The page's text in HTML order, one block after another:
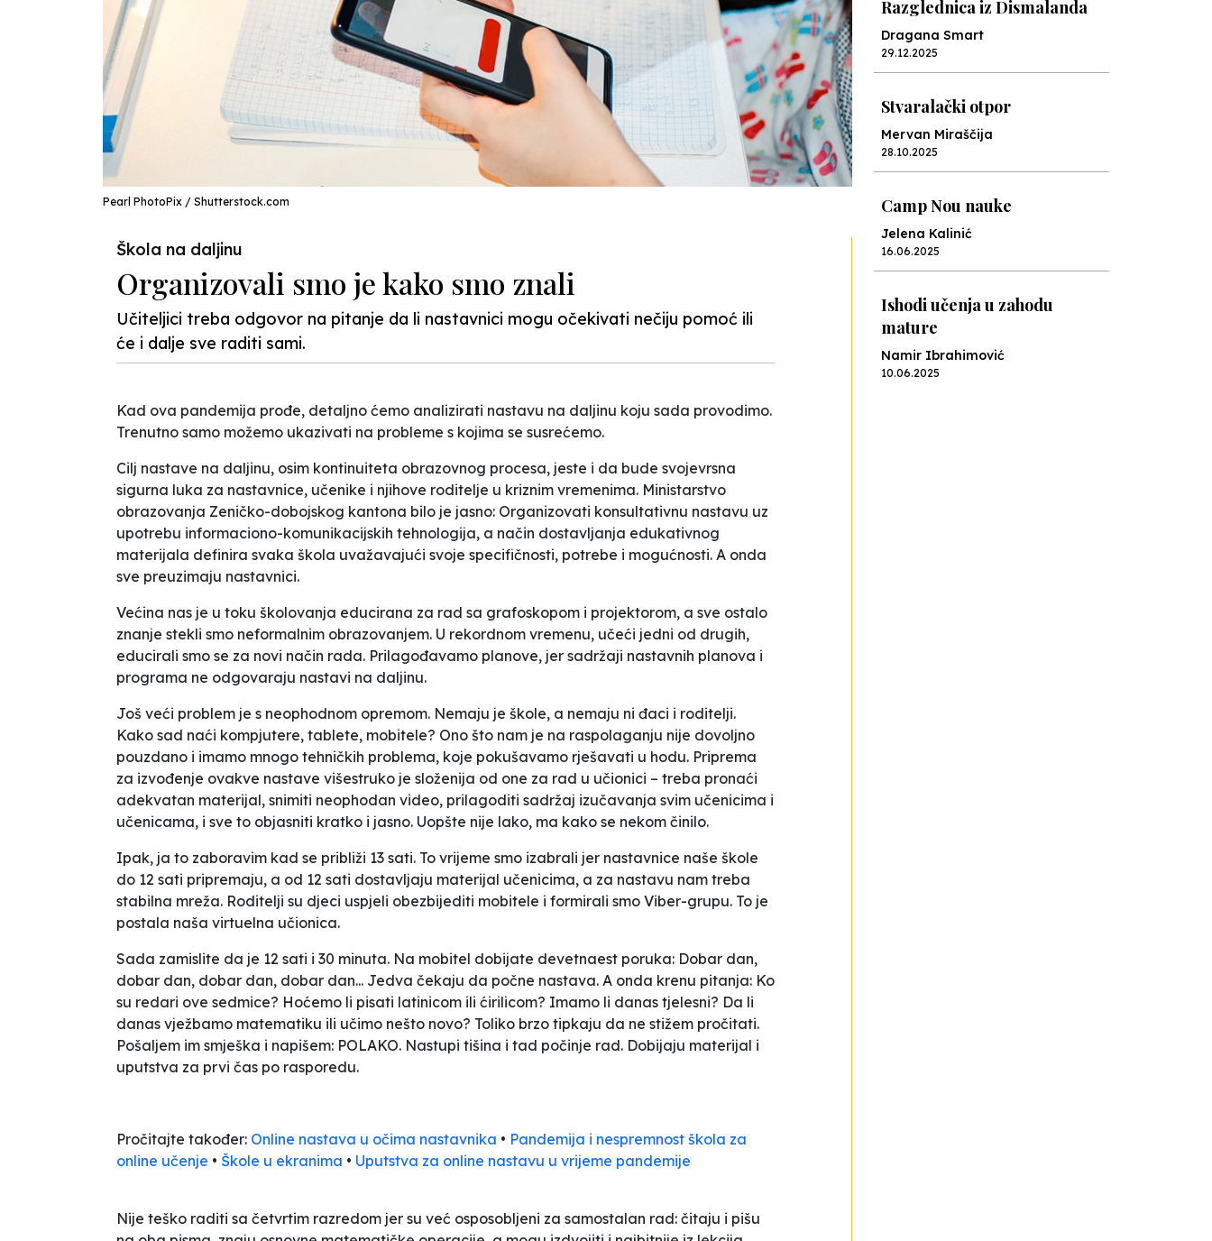
Pearl PhotoPix / Shutterstock.com
Škola na daljinu
Organizovali smo je kako smo znali
Učiteljici treba odgovor na pitanje da li nastavnici mogu očekivati nečiju pomoć ili
će i dalje sve raditi sami.
Kad ova pandemija prođe, detaljno ćemo analizirati nastavu na daljinu koju sada provodimo.
Trenutno samo možemo ukazivati na probleme s kojima se susrećemo.
Cilj nastave na daljinu, osim kontinuiteta obrazovnog procesa, jeste i da bude svojevrsna
sigurna luka za nastavnice, učenike i njihove roditelje u kriznim vremenima. Ministarstvo
obrazovanja Zeničko-dobojskog kantona bilo je jasno: Organizovati konsultativnu nastavu uz
upotrebu informaciono-komunikacijskih tehnologija, a način dostavljanja edukativnog
materijala definira svaka škola uvažavajući svoje specifičnosti, potrebe i mogućnosti. A onda
sve preuzimaju nastavnici.
Većina nas je u toku školovanja educirana za rad sa grafoskopom i projektorom, a sve ostalo
znanje stekli smo neformalnim obrazovanjem. U rekordnom vremenu, učeći jedni od drugih,
educirali smo se za novi način rada. Prilagođavamo planove, jer sadržaji nastavnih planova i
programa ne odgovaraju nastavi na daljinu.
Još veći problem je s neophodnom opremom. Nemaju je škole, a nemaju ni đaci i roditelji.
Kako sad naći kompjutere, tablete, mobitele? Ono što nam je na raspolaganju nije dovoljno
pouzdano i imamo mnogo tehničkih problema, koje pokušavamo rješavati u hodu. Priprema
za izvođenje ovakve nastave višestruko je složenija od one za rad u učionici – treba pronaći
adekvatan materijal, snimiti neophodan video, prilagoditi sadržaj izučavanja svim učenicima i
učenicama, i sve to objasniti kratko i jasno. Uopšte nije lako, ma kako se nekom činilo.
Ipak, ja to zaboravim kad se približi 13 sati. To vrijeme smo izabrali jer nastavnice naše škole
do 12 sati pripremaju, a od 12 sati dostavljaju materijal učenicima, a za nastavu nam treba
stabilna mreža. Roditelji su djeci uspjeli obezbijediti mobitele i formirali smo Viber-grupu. To je
postala naša virtuelna učionica.
Sada zamislite da je 12 sati i 30 minuta. Na mobitel dobijate devetnaest poruka: Dobar dan,
dobar dan, dobar dan, dobar dan... Jedva čekaju da počne nastava. A onda krenu pitanja: Ko
su redari ove sedmice? Hoćemo li pisati latinicom ili ćirilicom? Imamo li danas tjelesni? Da li
danas vježbamo matematiku ili učimo nešto novo? Toliko brzo tipkaju da ne stižem pročitati.
Pošaljem im smješka i napišem: POLAKO. Nastupi tišina i tad počinje rad. Dobijaju materijal i
uputstva za prvi čas po rasporedu.
Pročitajte također: Online nastava u očima nastavnika • Pandemija i nespremnost škola za
online učenje • Škole u ekranima • Uputstva za online nastavu u vrijeme pandemije
Nije teško raditi sa četvrtim razredom jer su već osposobljeni za samostalan rad: čitaju i pišu
Razglednica iz Dismalanda
Dragana Smart
29.12.2025
Stvaralački otpor
Mervan Miraščija
28.10.2025
Camp Nou nauke
Jelena Kalinić
16.06.2025
Ishodi učenja u zahodu
mature
Namir Ibrahimović
10.06.2025